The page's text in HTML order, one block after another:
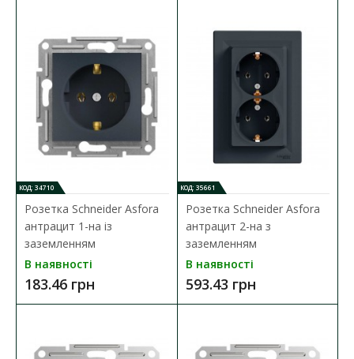
Вимикач Schneider Asfora антрацит 1кл
Наявність: В наявності
Механізм вимикача Schneider Asfora призначений для
управління (вмикання/вимикання) однієї групи світ..
172.85 грн
ДО КОШИКА
В закладки
КОД: 34710
Розетка Schneider Asfora
антрацит 1-на із
заземленням
В наявності
183.46 грн
КОД: 35661
Розетка Schneider Asfora
антрацит 2-на з
заземленням
В наявності
593.43 грн